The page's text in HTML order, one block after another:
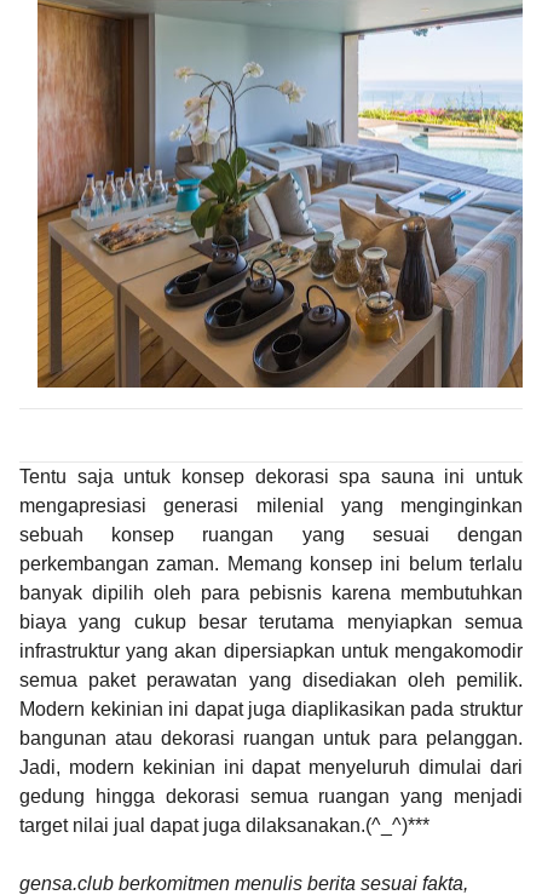
Tentu saja untuk konsep dekorasi spa sauna ini untuk
mengapresiasi generasi milenial yang menginginkan
sebuah konsep ruangan yang sesuai dengan
perkembangan zaman. Memang konsep ini belum terlalu
banyak dipilih oleh para pebisnis karena membutuhkan
biaya yang cukup besar terutama menyiapkan semua
infrastruktur yang akan dipersiapkan untuk mengakomodir
semua paket perawatan yang disediakan oleh pemilik.
Modern kekinian ini dapat juga diaplikasikan pada struktur
bangunan atau dekorasi ruangan untuk para pelanggan.
Jadi, modern kekinian ini dapat menyeluruh dimulai dari
gedung hingga dekorasi semua ruangan yang menjadi
target nilai jual dapat juga dilaksanakan.(^_^)***
gensa.club berkomitmen menulis berita sesuai fakta,